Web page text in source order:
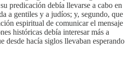
predicación debía llevarse a cabo en
a gentiles y a judíos; y, segundo, que
espiritual de comunicar el mensaje
históricas debía interesar más a
desde hacía siglos llevaban esperando